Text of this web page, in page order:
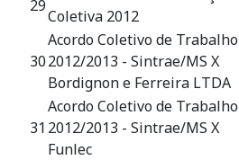
29
Coletiva 2012
30
Acordo Coletivo de Trabalho
2012/2013 - Sintrae/MS X
Bordignon e Ferreira LTDA
31
Acordo Coletivo de Trabalho
2012/2013 - Sintrae/MS X
Funlec